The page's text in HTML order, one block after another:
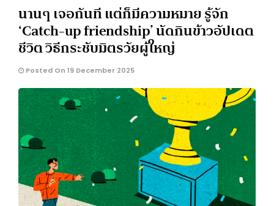
นานๆ เจอกันที แต่ก็มีความหมาย รู้จัก
‘Catch-up friendship’ นัดกินข้าวอัปเดต
ชีวิต วิธีกระชับมิตรวัยผู้ใหญ่
Posted On 19 December 2025